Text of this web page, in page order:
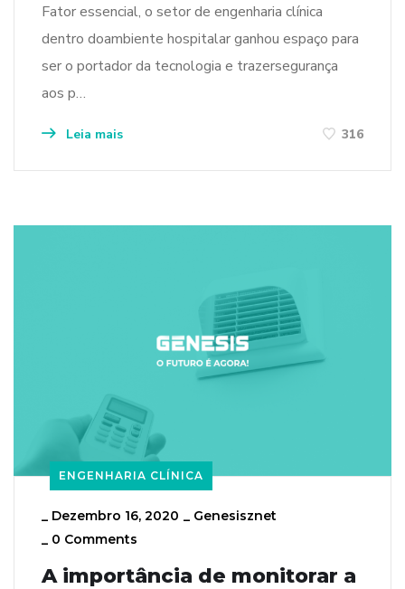
Fator essencial, o setor de engenharia clínica
dentro doambiente hospitalar ganhou espaço para
ser o portador da tecnologia e trazersegurança
aos p…
Leia mais 316
ENGENHARIA CLÍNICA
_ Dezembro 16, 2020 _ Genesisznet
_ 0 Comments
A importância de monitorar a